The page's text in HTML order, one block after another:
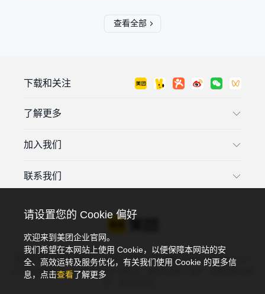
查看全部
请设置您的 Cookie 偏好
欢迎来到美团企业官网。
我们希望在本网站上使用 Cookie，以便保障本网站的安
全、高效运转及服务优化，有关我们使用 Cookie 的更多信
息，点击查看了解更多
了解更多
加入我们
联系我们
下载和关注
违法和不良信息投诉电话：4006018900，投诉邮箱：tousu@meituan.com
以上渠道可投诉：互联网违法和不良信息，涉及未成年人保护、互联网算法推